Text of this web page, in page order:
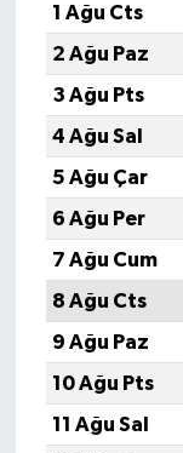
1 Ağu Cts
2 Ağu Paz
3 Ağu Pts
4 Ağu Sal
5 Ağu Çar
6 Ağu Per
7 Ağu Cum
8 Ağu Cts
9 Ağu Paz
10 Ağu Pts
11 Ağu Sal